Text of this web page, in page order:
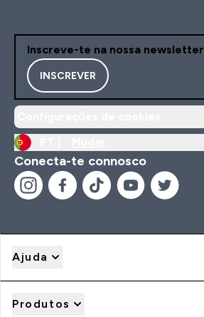
Inscreve-te na nossa newsletter
INSCREVER
Conecta-te connosco
Ajuda
Produtos